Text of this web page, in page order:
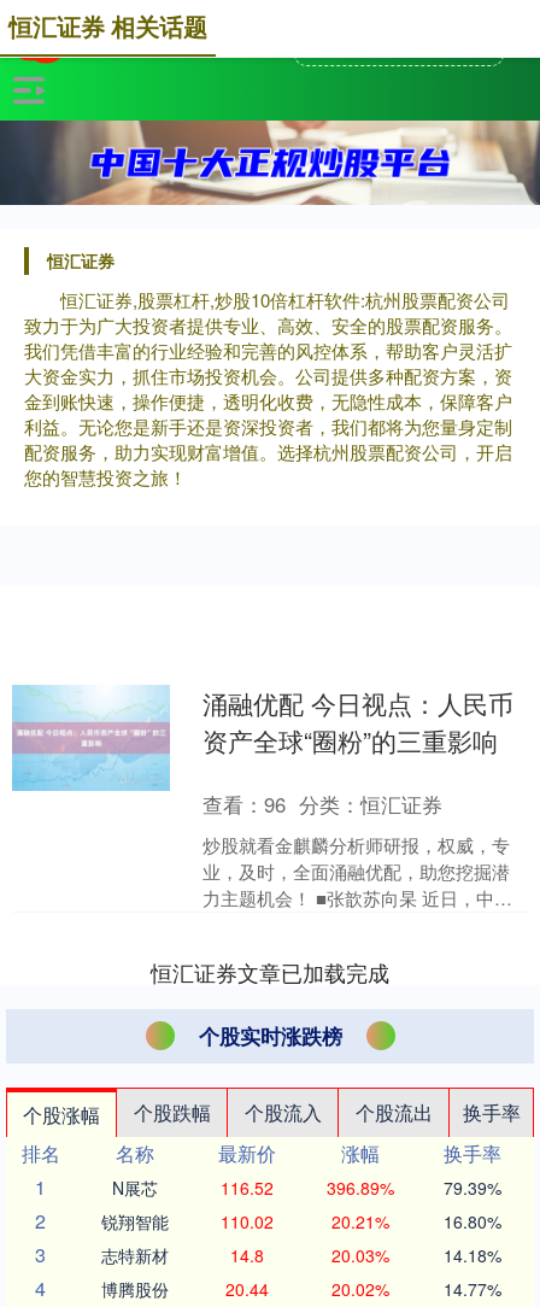
恒汇证券
恒汇证券,股票杠杆,炒股10倍杠杆软件:杭州股票配资公司
致力于为广大投资者提供专业、高效、安全的股票配资服务。
我们凭借丰富的行业经验和完善的风控体系，帮助客户灵活扩
大资金实力，抓住市场投资机会。公司提供多种配资方案，资
金到账快速，操作便捷，透明化收费，无隐性成本，保障客户
利益。无论您是新手还是资深投资者，我们都将为您量身定制
配资服务，助力实现财富增值。选择杭州股票配资公司，开启
您的智慧投资之旅！
恒汇证券 相关话题
涌融优配 今日视点：人民币
资产全球“圈粉”的三重影响
查看：96 分类：恒汇证券
炒股就看金麒麟分析师研报，权威，专
业，及时，全面涌融优配，助您挖掘潜
力主题机会！ ■张歆苏向杲 近日，中国
恒汇证券文章已加载完成
个股实时涨跌榜
个股涨幅 个股跌幅 个股流入 个股流出
换手率
排名
名称 最新价 涨幅
换手率
1
N展芯 116.52 396.89% 79.39%
2 锐翔智能 110.02 20.21% 16.80%
3 志特新材 14.8 20.03% 14.18%
4 博腾股份 20.44 20.02% 14.77%